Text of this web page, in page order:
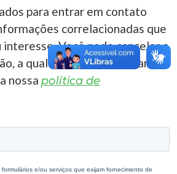
para entrar em contato
correlacionadas que
interesse. Você pode cancelar o
a qualquer momento. Para
nossa política de